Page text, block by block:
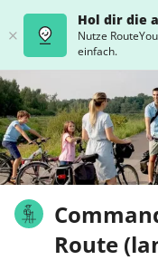
Hol dir die
Nutze
einfach.
Route